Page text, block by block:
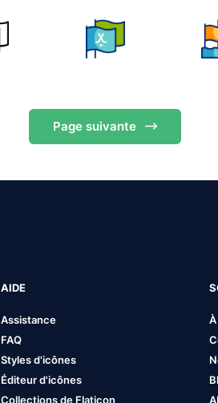
Page suivante
AIDE
Assistance
FAQ
Styles d'icônes
Éditeur d'icônes
Collections de Flaticon